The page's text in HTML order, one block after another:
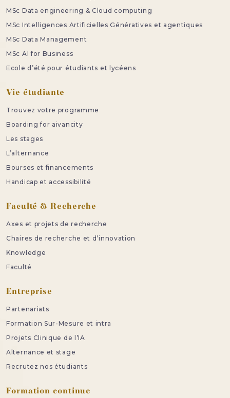
MSc Data engineering & Cloud computing
MSc Intelligences Artificielles Génératives et agentiques
MSc Data Management
MSc AI for Business
Ecole d’été pour étudiants et lycéens
Vie étudiante
Trouvez votre programme
Boarding for aivancity
Les stages
L’alternance
Bourses et financements
Handicap et accessibilité
Faculté & Recherche
Axes et projets de recherche
Chaires de recherche et d’innovation
Knowledge
Faculté
Entreprise
Partenariats
Formation Sur-Mesure et intra
Projets Clinique de l’IA
Alternance et stage
Recrutez nos étudiants
Formation continue